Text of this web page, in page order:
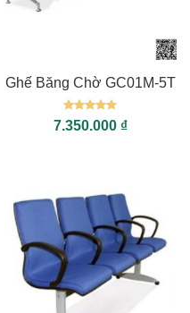
Ghế Băng Chờ GC01M-5T
Được xếp
hạng55
7.350.000 ₫